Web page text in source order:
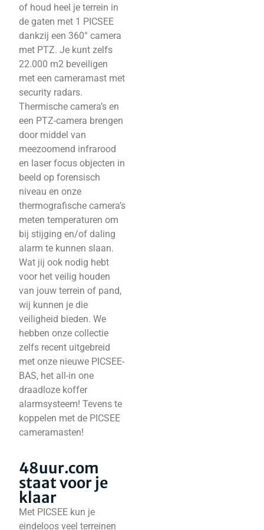
of houd heel je terrein in
de gaten met 1 PICSEE
dankzij een 360° camera
met PTZ. Je kunt zelfs
22.000 m2 beveiligen
met een cameramast met
security radars.
Thermische camera’s en
een PTZ-camera brengen
door middel van
meezoomend infrarood
en laser focus objecten in
beeld op forensisch
niveau en onze
thermografische camera’s
meten temperaturen om
bij stijging en/of daling
alarm te kunnen slaan.
Wat jij ook nodig hebt
voor het veilig houden
van jouw terrein of pand,
wij kunnen je die
veiligheid bieden. We
hebben onze collectie
zelfs recent uitgebreid
met onze nieuwe PICSEE-
BAS, het all-in one
draadloze koffer
alarmsysteem! Tevens te
koppelen met de PICSEE
cameramasten!
48uur.com
staat voor je
klaar
Met PICSEE kun je
eindeloos veel terreinen